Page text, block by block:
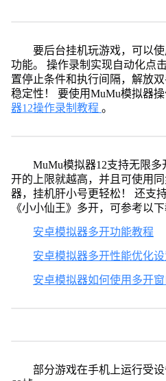
要后台挂机玩游戏，可以
功能。 操作录制实现自动化点
置停止条件和执行间隔，解放
稳定性！ 要使用MuMu模拟器
器12操作录制教程 。
MuMu模拟器12支持无限
开的上限就越高，并且可使用
器，挂机肝小号更轻松！ 还支
《小小仙王》多开，可参考以下
安卓模拟器多开功能教程
安卓模拟器多开性能优化
安卓模拟器如何使用多开
部分游戏在手机上运行受